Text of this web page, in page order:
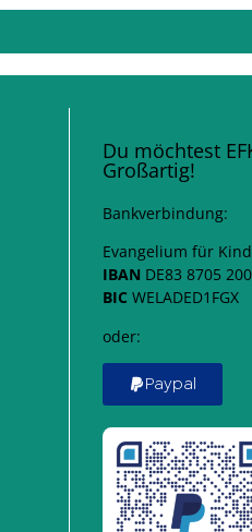
Du möchtest
Großartig!
Bankverbindung:
Evangelium für
IBAN DE83 8705
BIC WELADED1FGX
oder:
Paypal